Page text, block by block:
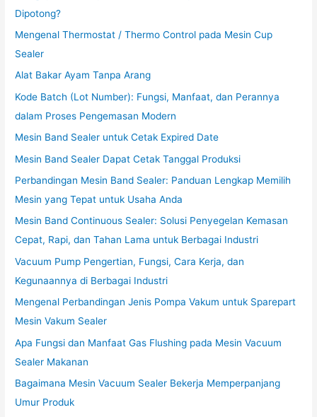
Dipotong?
Mengenal Thermostat / Thermo Control pada Mesin Cup
Sealer
Alat Bakar Ayam Tanpa Arang
Kode Batch (Lot Number): Fungsi, Manfaat, dan Perannya
dalam Proses Pengemasan Modern
Mesin Band Sealer untuk Cetak Expired Date
Mesin Band Sealer Dapat Cetak Tanggal Produksi
Perbandingan Mesin Band Sealer: Panduan Lengkap Memilih
Mesin yang Tepat untuk Usaha Anda
Mesin Band Continuous Sealer: Solusi Penyegelan Kemasan
Cepat, Rapi, dan Tahan Lama untuk Berbagai Industri
Vacuum Pump Pengertian, Fungsi, Cara Kerja, dan
Kegunaannya di Berbagai Industri
Mengenal Perbandingan Jenis Pompa Vakum untuk Sparepart
Mesin Vakum Sealer
Apa Fungsi dan Manfaat Gas Flushing pada Mesin Vacuum
Sealer Makanan
Bagaimana Mesin Vacuum Sealer Bekerja Memperpanjang
Umur Produk